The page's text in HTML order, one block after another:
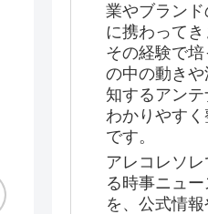
業やブラン
に携わってき
その経験で
の中の動き
知するアン
わかりやす
です。
アレコレソ
る時事ニュ
を、公式情